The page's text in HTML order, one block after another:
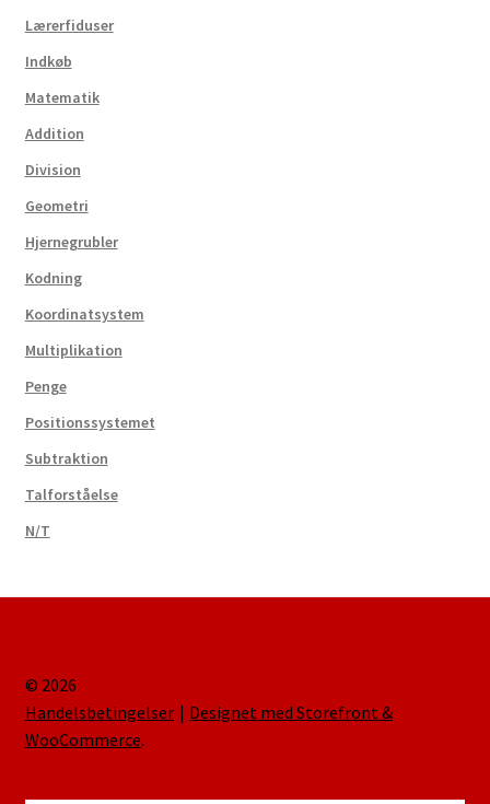
Lærerfiduser
Indkøb
Matematik
Addition
Division
Geometri
Hjernegrubler
Kodning
Koordinatsystem
Multiplikation
Penge
Positionssystemet
Subtraktion
Talforståelse
N/T
© 2026
Handelsbetingelser
Designet med Storefront &
WooCommerce.